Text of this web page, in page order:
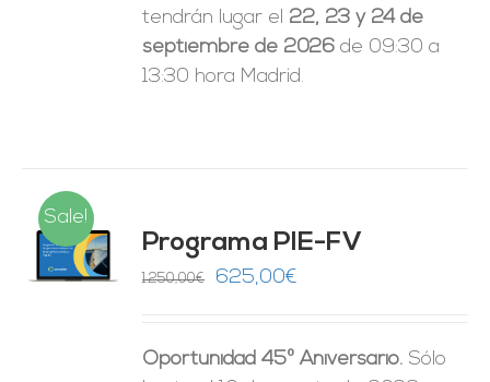
tendrán lugar el 22, 23 y 24 de
septiembre de 2026 de 09:30 a
13:30 hora Madrid.
Sale!
Programa PIE-FV
1.250,00€
El
era:
625,00€
es:
Oportunidad 45º Aniversario. Sólo